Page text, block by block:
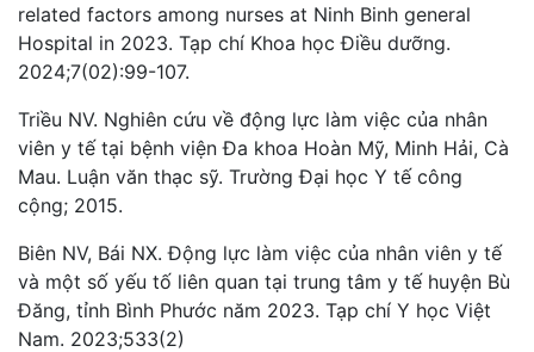
related factors among nurses at Ninh Binh general
Hospital in 2023. Tạp chí Khoa học Điều dưỡng.
2024;7(02):99-107.
Triều NV. Nghiên cứu về động lực làm việc của nhân
viên y tế tại bệnh viện Đa khoa Hoàn Mỹ, Minh Hải, Cà
Mau. Luận văn thạc sỹ. Trường Đại học Y tế công
cộng; 2015.
Biên NV, Bái NX. Động lực làm việc của nhân viên y tế
và một số yếu tố liên quan tại trung tâm y tế huyện Bù
Đăng, tỉnh Bình Phước năm 2023. Tạp chí Y học Việt
Nam. 2023;533(2)